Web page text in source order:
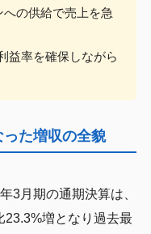
への供給で売上を急
益率を確保しながら
た増収の全貌
3月期の通期決算は、
23.3%増となり過去最